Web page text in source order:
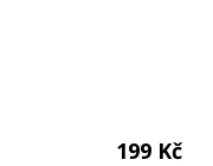
199 Kč